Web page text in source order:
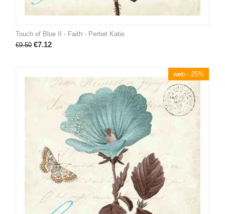
Touch of Blue II - Faith - Pertiet Katie
€9.50 €7.12
web - 25%